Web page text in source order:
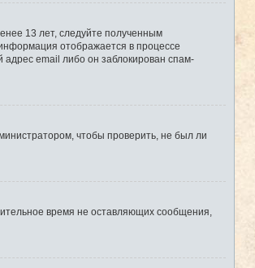
13 лет, следуйте полученным
отображается в процессе
email либо он заблокирован спам-
чтобы проверить, не был ли
время не оставляющих сообщения,